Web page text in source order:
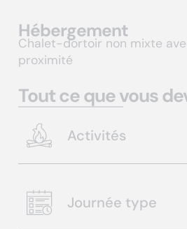
Hébergement
Chalet-dortoir non mixte
proximité
Tout ce que vous
Activités
Journée type